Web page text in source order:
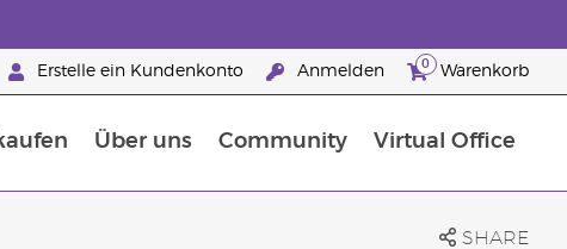
Erstelle ein Kundenkonto Anmelden 0 Warenkorb
Über uns Community Virtual Office
SHARE